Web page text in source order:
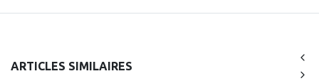
ARTICLES SIMILAIRES